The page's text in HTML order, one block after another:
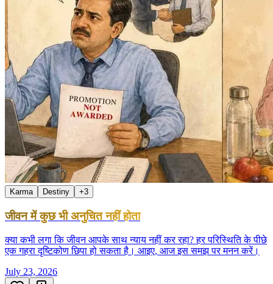
Karma Destiny +3
जीवन में कुछ भी अनुचित नहीं होता
क्या कभी लगा कि जीवन आपके साथ न्याय नहीं कर रहा? हर परिस्थिति के पीछे
एक गहरा दृष्टिकोण छिपा हो सकता है। आइए, आज इस समझ पर मनन करें।
July 23, 2026